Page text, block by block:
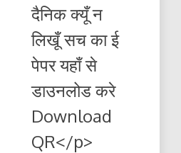
सच
05.08.2026
ई-
यहाँ
पढ़ें
डाउनलोड
दैनिक क्यूँ न
लिखूँ सच का ई
पेपर यहाँ से
डाउनलोड करे
Download
QR</p>